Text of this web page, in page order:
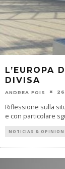
L’EUROPA
DIVISA
ANDREA FOIS
Riflessione sulla
e con particolare
NOTICIAS & OPINION